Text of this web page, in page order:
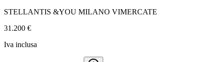
STELLANTIS &YOU MILANO VIMERCATE
31.200 €
Iva inclusa